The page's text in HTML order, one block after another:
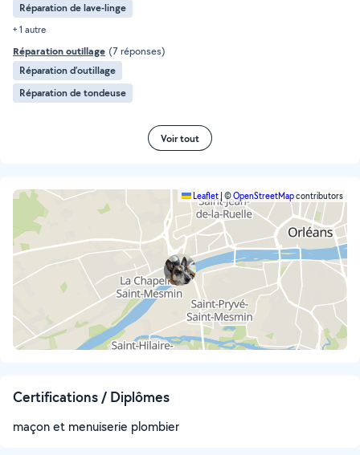
Réparation de lave-linge
+ 1 autre
Réparation outillage (7 réponses)
Réparation d’outillage
Réparation de tondeuse
Voir tout
Leaflet| ©OpenStreetMapcontributors
Certifications / Diplômes
maçon et menuiserie plombier